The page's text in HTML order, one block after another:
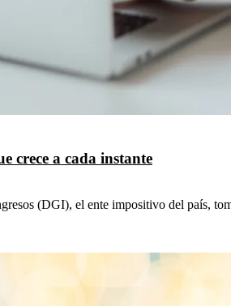
crece a cada instante
(DGI), el ente impositivo del país,